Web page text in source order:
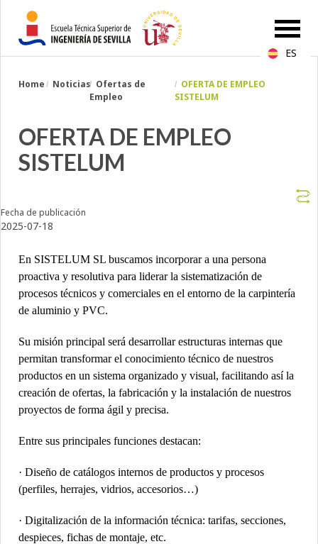
Breadcrumbs
You
Home Noticias Ofertas de
Empleo
OFERTA DE EMPLEO
SISTELUM
OFERTA DE EMPLEO
SISTELUM
Fecha de publicación
2025-07-18
En SISTELUM SL buscamos incorporar a una persona
proactiva y resolutiva para liderar la sistematización de
procesos técnicos y comerciales en el entorno de la carpintería
de aluminio y PVC.
Su misión principal será desarrollar estructuras internas que
permitan transformar el conocimiento técnico de nuestros
productos en un sistema organizado y visual, facilitando así la
creación de ofertas, la fabricación y la instalación de nuestros
proyectos de forma ágil y precisa.
Entre sus principales funciones destacan:
· Diseño de catálogos internos de productos y procesos
(perfiles, herrajes, vidrios, accesorios…)
· Digitalización de la información técnica: tarifas, secciones,
despieces, fichas de montaje, etc.
ES